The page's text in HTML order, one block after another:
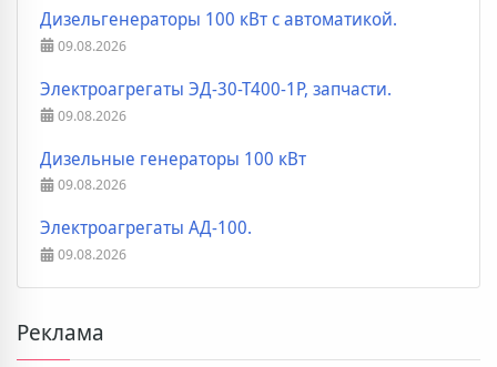
Дизельгенераторы 100 кВт с автоматикой.
09.08.2026
Электроагрегаты ЭД-30-Т400-1Р, запчасти.
09.08.2026
Дизельные генераторы 100 кВт
09.08.2026
Электроагрегаты АД-100.
09.08.2026
Реклама